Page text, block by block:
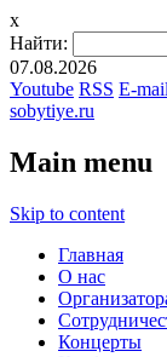
x
Найти:
07.08.2026
Youtube RSS E-mail
sobytiye.ru
Main menu
Skip to content
Главная
О нас
Концерты